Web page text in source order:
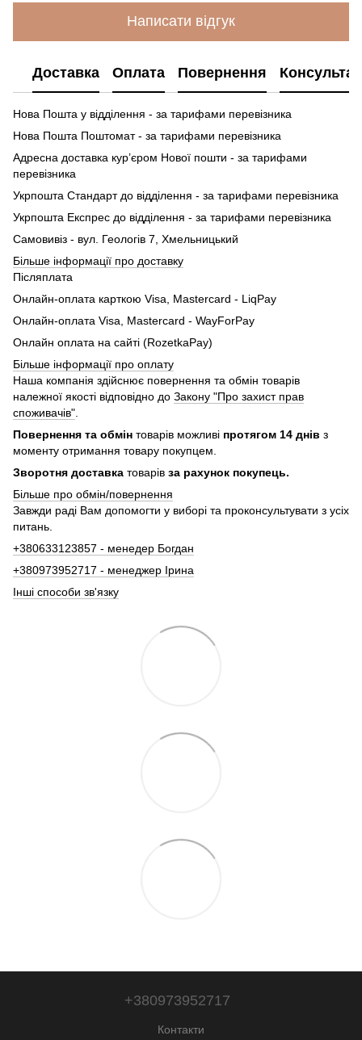
Написати відгук
Доставка Оплата Повернення
Нова Пошта у відділення - за тарифами перевізника
Нова Пошта Поштомат - за тарифами перевізника
Адресна доставка кур’єром Нової пошти - за тарифами
перевізника
Укрпошта Стандарт до відділення - за тарифами перевізника
Укрпошта Експрес до відділення - за тарифами перевізника
Самовивіз - вул. Геологів 7, Хмельницький
Більше інформації про доставку
Післяплата
Онлайн-оплата карткою Visa, Mastercard - LiqPay
Онлайн-оплата Visa, Mastercard - WayForPay
Онлайн оплата на сайті (RozetkaPay)
Більше інформації про оплату
Наша компанія здійснює повернення та обмін товарів
належної якості відповідно до Закону "Про захист прав
споживачів"
Повернення та обмін товарів можливі протягом 14 днів з
моменту отримання товару покупцем.
Зворотня доставка товарів за рахунок покупець.
Більше про обмін/повернення
Завжди раді Вам допомогти у виборі та проконсультувати з усіх
питань.
+380633123857 - менедер Богдан
+380973952717 - менеджер Ірина
Інші способи зв'язку
+380973952717
Контакти